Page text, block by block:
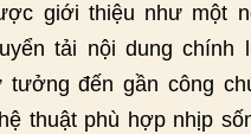
giới thiệu như một
tải nội dung chính
đến gần công
thuật phù hợp nhịp